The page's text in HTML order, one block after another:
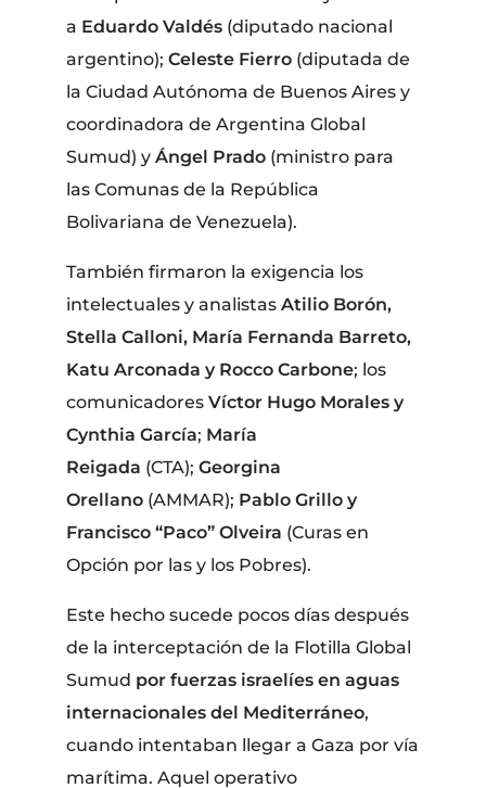
a Eduardo Valdés (diputado nacional
argentino); Celeste Fierro (diputada de
la Ciudad Autónoma de Buenos Aires y
coordinadora de Argentina Global
Sumud) yÁngel Prado (ministro para
las Comunas de la República
Bolivariana de Venezuela).
También firmaron la exigencia los
intelectuales y analistasAtilio Borón,
Stella Calloni, María Fernanda Barreto,
Katu Arconada y Rocco Carbone; los
comunicadores Víctor Hugo Morales y
Cynthia García; María
Reigada (CTA);Georgina
Orellano (AMMAR); Pablo Grillo y
Francisco “Paco” Olveira (Curas en
Opción por las y los Pobres).
Este hecho sucede pocos días después
de la interceptación de la Flotilla Global
Sumud por fuerzas israelíes en aguas
internacionales del Mediterráneo,
cuando intentaban llegar a Gaza por vía
marítima. Aquel operativo